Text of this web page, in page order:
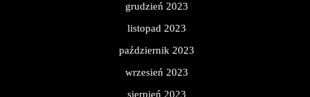
grudzień 2023
listopad 2023
październik 2023
wrzesień 2023
sierpień 2023